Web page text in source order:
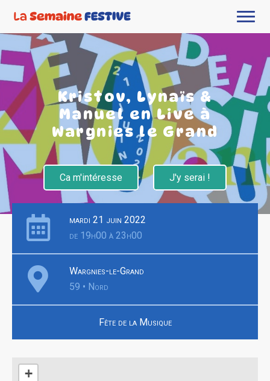
Kristov, Lynaïs &
Manuel en Live à
Wargnies le Grand
Ca m'intéresse J'y serai !
mardi 21 juin 2022
de 19h00 à 23h00
Wargnies-le-Grand
59 • Nord
Fête de la Musique
+